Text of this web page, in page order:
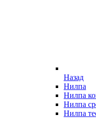
Назад
Нилпа
Нилпа
Нилпа
Нилпа